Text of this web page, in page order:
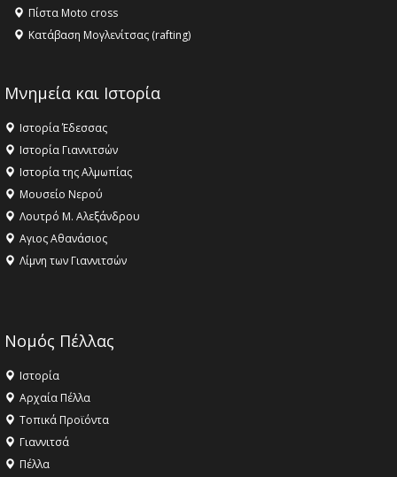
Πίστα Moto cross
Κατάβαση Μογλενίτσας (rafting)
Μνημεία και Ιστορία
Ιστορία Έδεσσας
Ιστορία Γιαννιτσών
Ιστορία της Αλμωπίας
Μουσείο Νερού
Λουτρό Μ. Αλεξάνδρου
Αγιος Αθανάσιος
Λίμνη των Γιαννιτσών
Νομός Πέλλας
Ιστορία
Αρχαία Πέλλα
Τοπικά Προϊόντα
Γιαννιτσά
Πέλλα